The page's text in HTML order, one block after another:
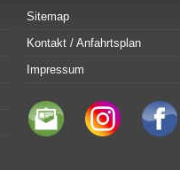
Sitemap
Kontakt / Anfahrtsplan
Impressum